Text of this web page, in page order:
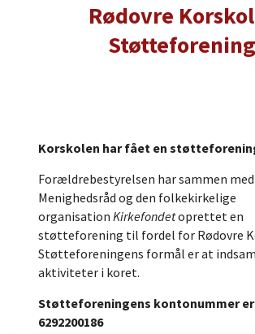
Rødovre
Støtteforening
Korskolen har fået en
Forældrebestyrelsen har sammen
Menighedsråd og den folkekirkelige
organisation Kirkefondetoprettet en
støtteforening til fordel for Rødovre
Støtteforeningens formål er at
aktiviteter i koret.
Støtteforeningens kontonummer er:
6292200186